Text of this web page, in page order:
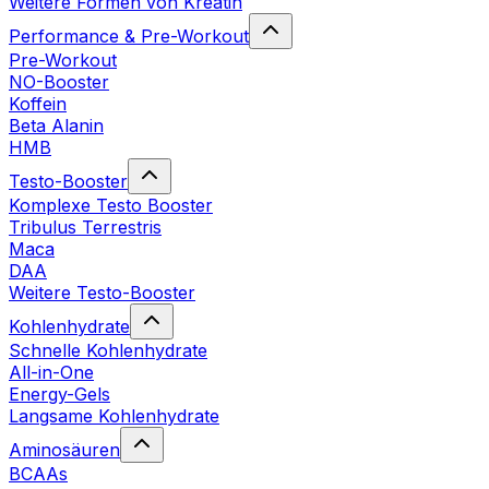
Performance & Pre-Workout
Pre-Workout
NO-Booster
Koffein
Beta Alanin
HMB
Testo-Booster
Komplexe Testo Booster
Tribulus Terrestris
Maca
DAA
Weitere Testo-Booster
Kohlenhydrate
Schnelle Kohlenhydrate
All-in-One
Energy-Gels
Langsame Kohlenhydrate
Aminosäuren
BCAAs